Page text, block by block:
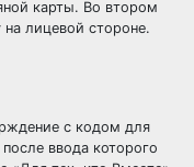
карты. Во втором
лицевой стороне.
с кодом для
ввода которого